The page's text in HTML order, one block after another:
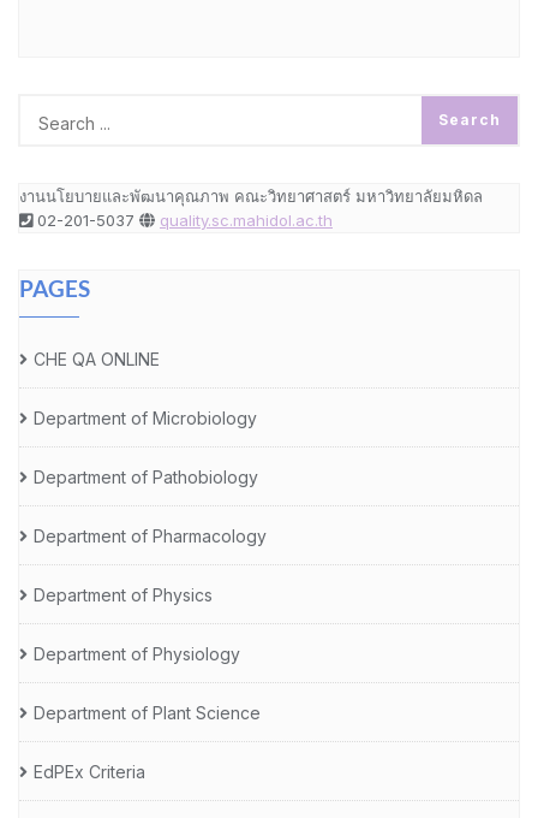
งานนโยบายและพัฒนาคุณภาพ คณะวิทยาศาสตร์ มหาวิทยาลัยมหิดล
02-201-5037
quality.sc.mahidol.ac.th
PAGES
CHE QA ONLINE
Department of Microbiology
Department of Pathobiology
Department of Pharmacology
Department of Physics
Department of Physiology
Department of Plant Science
EdPEx Criteria